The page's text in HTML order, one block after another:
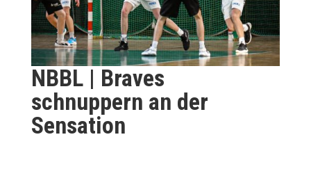
NBBL | Braves
schnuppern an der
Sensation